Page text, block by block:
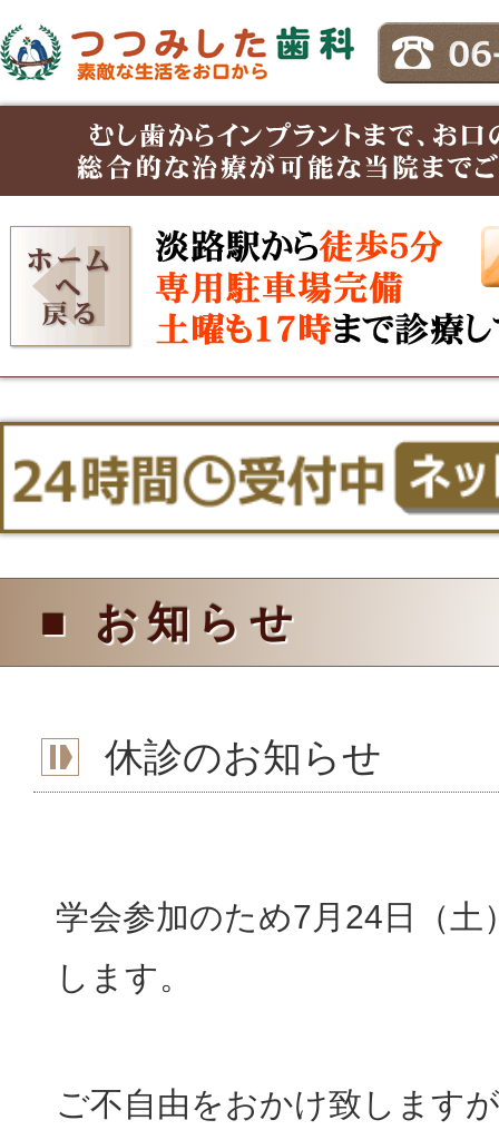
■ お知らせ
休診のお知らせ
学会参加のため7月24日（土
します。
ご不自由をおかけ致します